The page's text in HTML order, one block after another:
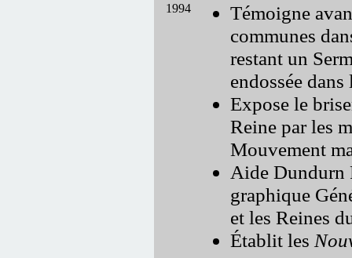
1994
Témoigne
communes
restant un
endossée
Expose le
Reine par les
Mouvement
Aide Dundurn
graphique
et les Reines
Établit les